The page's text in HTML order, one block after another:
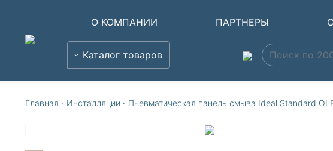
О КОМПАНИИ ПАРТНЕРЫ
Каталог товаров
Главная · Инсталляции · Пневматическая панель смыва Ideal Standard